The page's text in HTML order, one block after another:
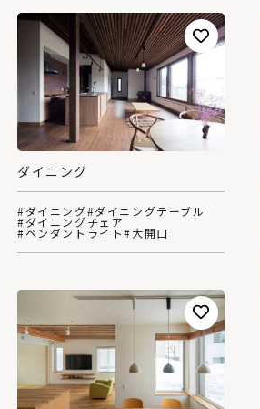
ダイニング
#ダイニング#ダイニングテーブル
#ダイニングチェア
#ペンダントライト#大開口